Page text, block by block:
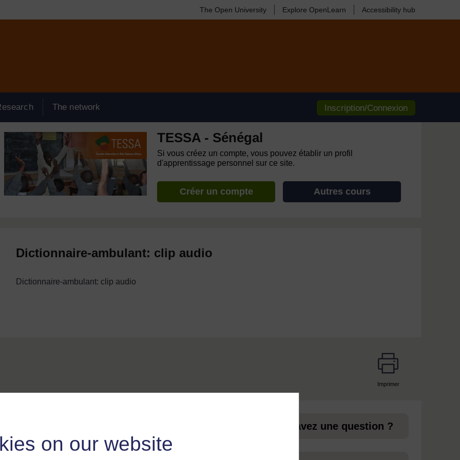
on our website
The Open University Explore OpenLearn Accessibility hub
The network Inscription/Connexion
TESSA - Sénégal
Si vous créez un compte, vous pouvez établir un profil
d'apprentissage personnel sur ce site.
Créer un compte Autres cours
Dictionnaire-ambulant: clip audio
Dictionnaire-ambulant: clip audio
Imprimer
Vous avez une question ?